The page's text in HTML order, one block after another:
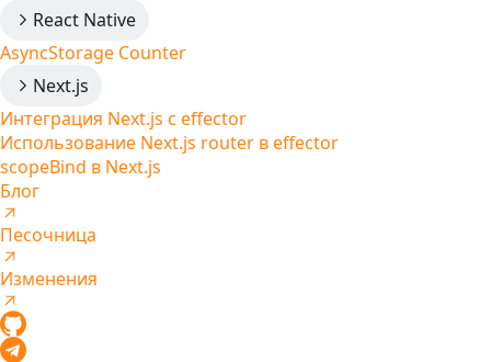
React Native
AsyncStorage Counter
Next.js
Интеграция Next.js с effector
Использование Next.js router в effector
scopeBind в Next.js
Блог
Песочница
Изменения